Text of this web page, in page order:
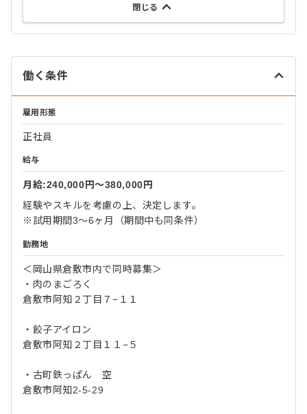
閉じる
働く条件
雇用形態
正社員
給与
月給:240,000円〜380,000円
経験やスキルを考慮の上、決定します。
※試用期間3～6ヶ月（期間中も同条件）
勤務地
＜岡山県倉敷市内で同時募集＞
・肉のまごろく
倉敷市阿知２丁目７−１１
・餃子アイロン
倉敷市阿知２丁目１１−５
・古町鉄っぱん 空
倉敷市阿知2-5-29